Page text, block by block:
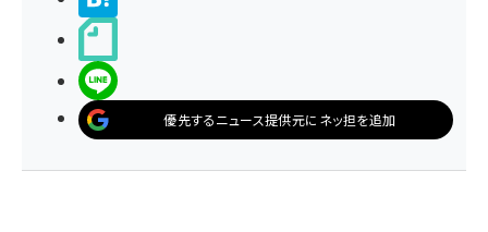
優先するニュース提供元にネッ担を追加